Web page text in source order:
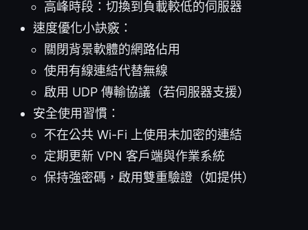
高峰時段：切換到負載較低的伺服器
速度優化小訣竅：
關閉背景軟體的網路佔用
使用有線連結代替無線
啟用 UDP 傳輸協議（若伺服器支援）
安全使用習慣：
不在公共 Wi-Fi 上使用未加密的連結
定期更新 VPN 客戶端與作業系統
保持強密碼，啟用雙重驗證（如提供）